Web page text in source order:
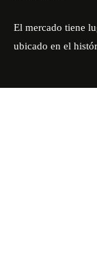
El mercado tiene
ubicado en el